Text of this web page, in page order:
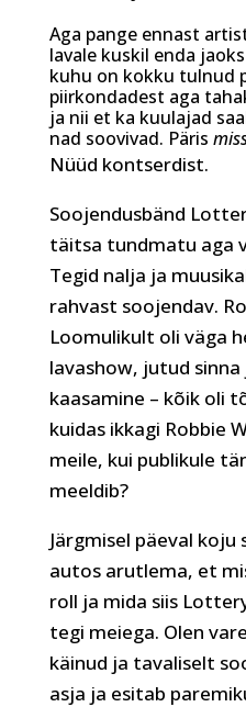
Aga pange ennast
lavale kuskil enda
kuhu on kokku tulnud
piirkondadest aga
ja nii et ka kuulajad
nad soovivad. Päris
Nüüd kontserdist.
Soojendusbänd
täitsa tundmatu aga
Tegid nalja ja
rahvast soojendav.
Loomulikult oli väga
lavashow, jutud
kaasamine – kõik oli
kuidas ikkagi Robbie
meile, kui publikule
meeldib?
Järgmisel päeval koju
autos arutlema, et
roll ja mida siis
tegi meiega. Olen
käinud ja tavaliselt
asja ja esitab